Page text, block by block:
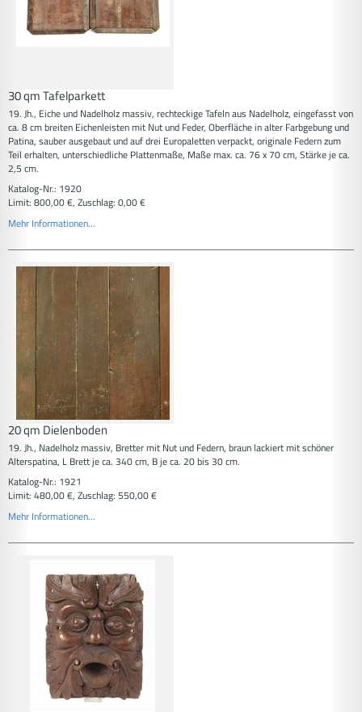
30 qm Tafelparkett
19. Jh., Eiche und Nadelholz massiv, rechteckige Tafeln aus Nadelholz, eingefasst von
ca. 8 cm breiten Eichenleisten mit Nut und Feder, Oberfläche in alter Farbgebung und
Patina, sauber ausgebaut und auf drei Europaletten verpackt, originale Federn zum
Teil erhalten, unterschiedliche Plattenmaße, Maße max. ca. 76 x 70 cm, Stärke je ca.
2,5 cm.
Katalog-Nr.: 1920
Limit: 800,00 €, Zuschlag: 0,00 €
Mehr Informationen...
20 qm Dielenboden
19. Jh., Nadelholz massiv, Bretter mit Nut und Federn, braun lackiert mit schöner
Alterspatina, L Brett je ca. 340 cm, B je ca. 20 bis 30 cm.
Katalog-Nr.: 1921
Limit: 480,00 €, Zuschlag: 550,00 €
Mehr Informationen...